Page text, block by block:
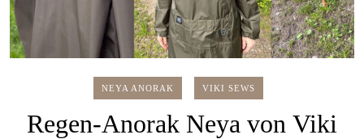
NEYA ANORAK VIKI SEWS
Regen-Anorak Neya von Viki